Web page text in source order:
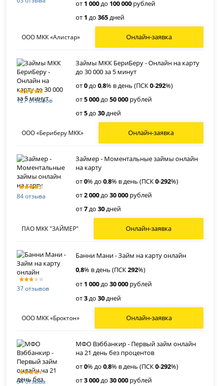
от 1 000до 100 000 рублей
от 1 до365дней
ООО МКК «Алистар» Онлайн-заявка
127 отзывов
Займы МКК БериБеру - Онлайн на карту
до 30 000 за 5 минут
от0до0,8% в день (ПСК0-292%)
от5 000до50 000 рублей
от5до30дней
ООО «Бериберу МКК» Онлайн-заявка
84 отзыва
Займер - Моментальные займы онлайн
на карту
от0% до0,8% в день (ПСК0-292%)
от2 000до30 000 рублей
от7до30дней
ПАО МКК "ЗАЙМЕР" Онлайн-заявка
37 отзывов
Банни Мани - Займ на карту онлайн
0,8% в день (ПСК292%)
от 1 000до30 000 рублей
от3до30дней
ООО МКК «Броктон» Онлайн-заявка
34 отзыва
МФО Вэббанкир - Первый займ онлайн
на 21 день без процентов
от0% до0,8% в день (ПСК0-292%)
от3 000до30 000 рублей